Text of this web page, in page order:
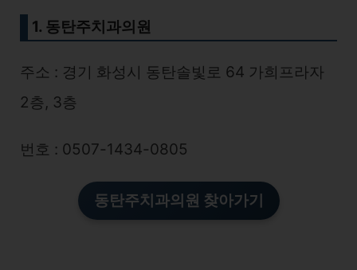
1. 동탄주치과의원
주소 : 경기 화성시 동탄솔빛로 64 가희프라자
2층, 3층
번호 : 0507-1434-0805
동탄주치과의원 찾아가기